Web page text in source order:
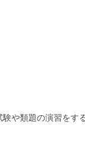
や類題の演習をす